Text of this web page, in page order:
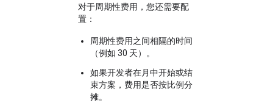
对于周期性费用，您还需要配
置：
周期性费用之间相隔的时间
（例如 30 天）。
如果开发者在月中开始或结
束方案，费用是否按比例分
摊。